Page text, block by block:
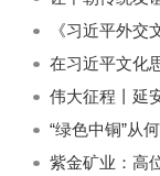
《习近平外
“绿色中铜”从
紫金矿业：高